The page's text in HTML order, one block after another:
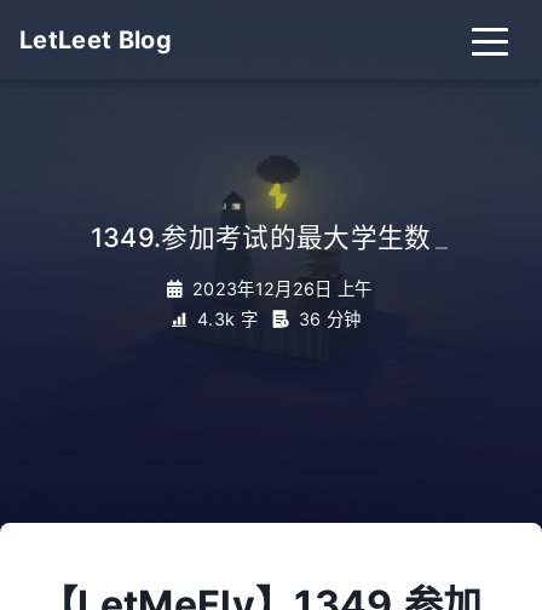
LetLeet Blog
1349.参加考试的最大学生数
2023年12月26日 上午
4.3k 字
36 分钟